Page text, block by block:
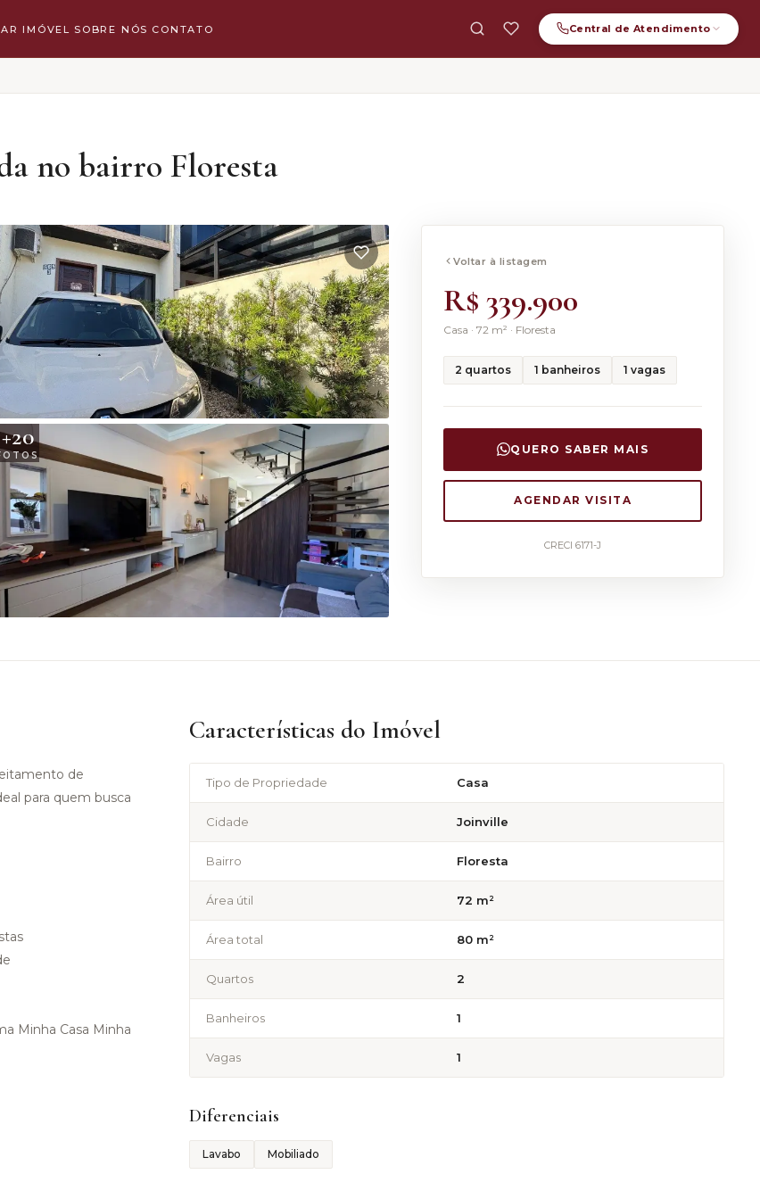
IMÓVEL SOBRE NÓS CONTATO Central deAtendimento
contato.furlanettoimoveis@gmail.com
no bairro Floresta
+20
Voltar à listagem
R$ 339.900
Casa · 72 m² · Floresta
2 quartos 1 banheiros 1 vagas
QUERO SABER MAIS
AGENDAR VISITA
CRECI 6171-J
de
para quem busca
Minha Casa Minha
Características do Imóvel
Tipo de Propriedade Casa
Cidade Joinville
Bairro Floresta
Área útil 72 m²
Área total 80 m²
Quartos 2
Banheiros 1
Vagas 1
Diferenciais
Lavabo Mobiliado